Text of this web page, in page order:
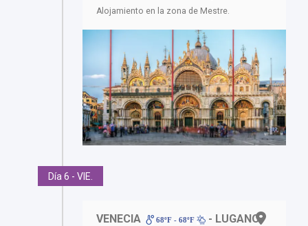
Alojamiento en la zona de Mestre.
Día 6 - VIE.
VENECIA 68ºF - 68ºF - LUGANO